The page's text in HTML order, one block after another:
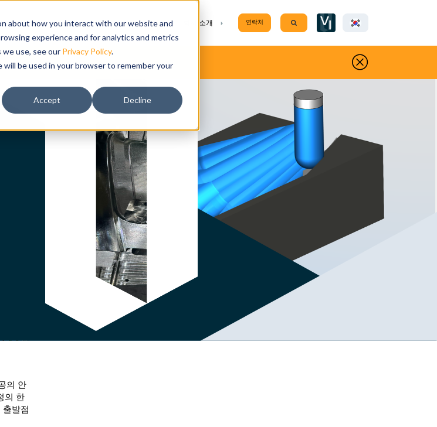
about how you interact with our website and
experience and for analytics and metrics
use, see our Privacy Policy.
be used in your browser to remember your
Accept Decline
for 솔루션
Show submenu for 리소스
리소스 교육 Show submenu for 지원
지원 Show submenu for 회사 소개
회사 소개 연락처 Show submenu for
의 안
의 한
발점